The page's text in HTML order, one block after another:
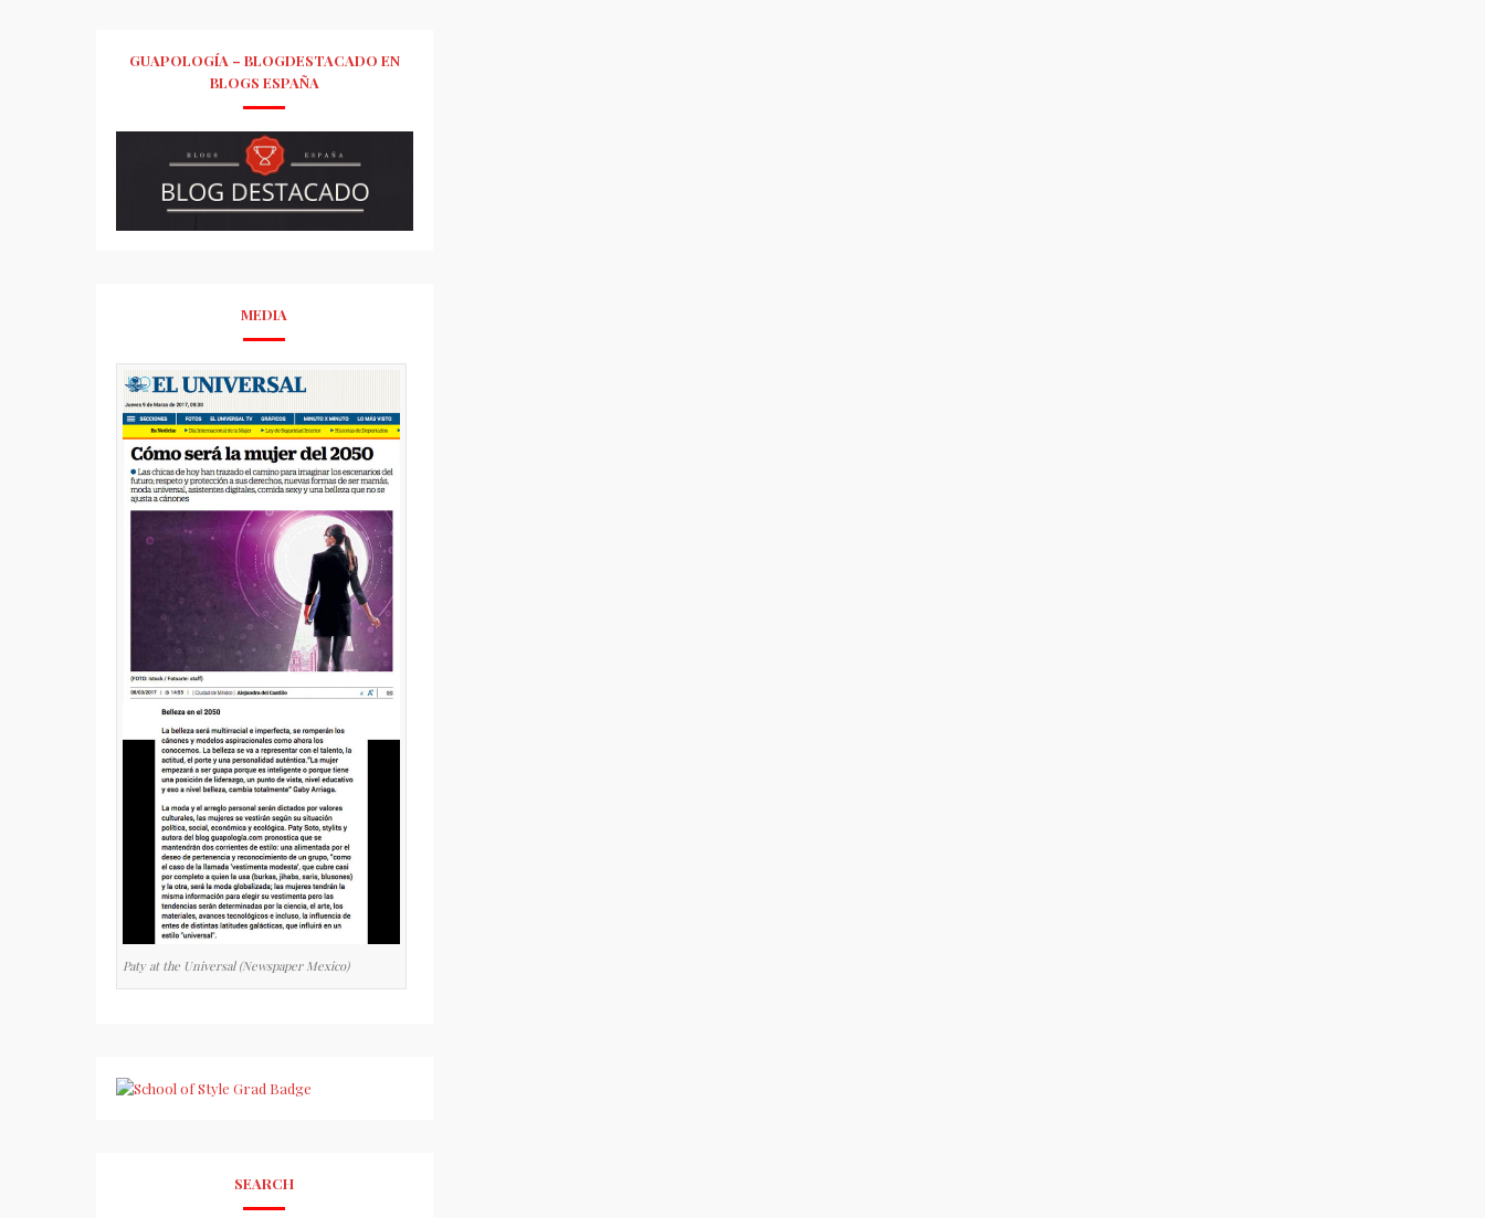
GUAPOLOGÍA – BLOGDESTACADO EN
BLOGS ESPAÑA
MEDIA
Paty at the Universal (Newspaper Mexico)
SEARCH